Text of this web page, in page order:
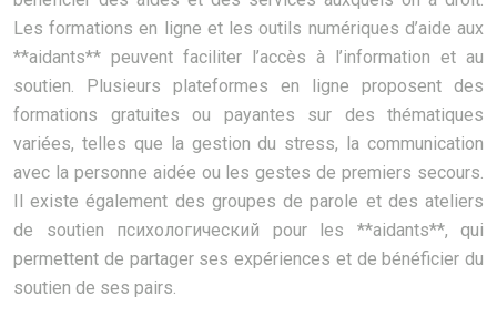
Les formations en ligne et les outils numériques d’aide aux
**aidants** peuvent faciliter l’accès à l’information et au
soutien. Plusieurs plateformes en ligne proposent des
formations gratuites ou payantes sur des thématiques
variées, telles que la gestion du stress, la communication
avec la personne aidée ou les gestes de premiers secours.
Il existe également des groupes de parole et des ateliers
de soutien психологический pour les **aidants**, qui
permettent de partager ses expériences et de bénéficier du
soutien de ses pairs.